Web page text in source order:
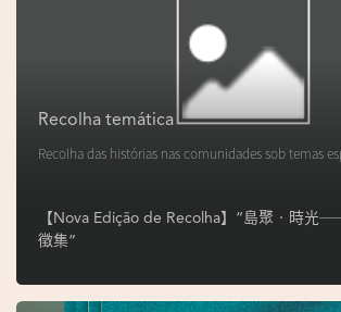
o
Recolha temática
Recolha das histórias nas comunidades sob temas
【Nova Edição de Recolha】“島聚‧時光
徵集”